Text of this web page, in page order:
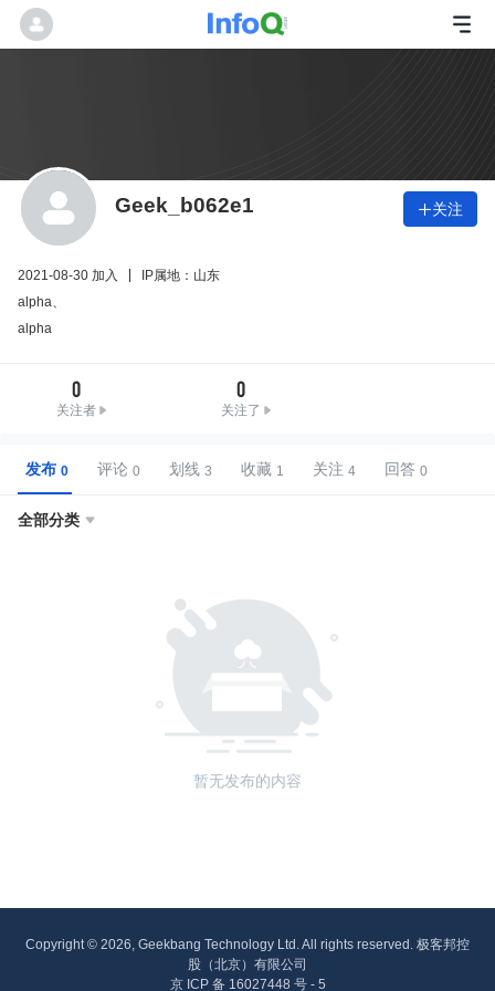
Geek_b062e1 关注
2021-08-30 加入
IP属地：山东
alpha、
alpha
0
关注者
0
关注了
发布 评论 划线 收藏 关注 回答
全部分类 
暂无发布的内容
Copyright © 2026, Geekbang Technology Ltd. All rights reserved. 极客邦控
股（北京）有限公司
京 ICP 备 16027448 号 - 5